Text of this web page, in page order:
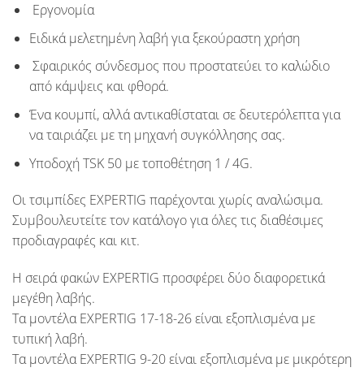
Εργονομία
Ειδικά μελετημένη λαβή για ξεκούραστη χρήση
Σφαιρικός σύνδεσμος που προστατεύει το καλώδιο
από κάμψεις και φθορά.
Ένα κουμπί, αλλά αντικαθίσταται σε δευτερόλεπτα για
να ταιριάζει με τη μηχανή συγκόλλησης σας.
Υποδοχή TSK 50 με τοποθέτηση 1 / 4G.
Οι τσιμπίδες EXPERTIG παρέχονται χωρίς αναλώσιμα.
Συμβουλευτείτε τον κατάλογο για όλες τις διαθέσιμες
προδιαγραφές και κιτ.
Η σειρά φακών EXPERTIG προσφέρει δύο διαφορετικά
μεγέθη λαβής.
Τα μοντέλαEXPERTIG 17-18-26 είναι εξοπλισμένα με
τυπική λαβή.
Τα μοντέλαEXPERTIG 9-20 είναι εξοπλισμένα με μικρότερη